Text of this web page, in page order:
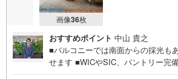
画像36枚
おすすめポイント 中山 貴之
■バルコニーでは南面からの採光も
せます ■WICやSIC、パントリー完